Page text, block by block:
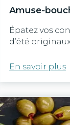
Amuse-
Épatez vos
d’été
En savoir plus